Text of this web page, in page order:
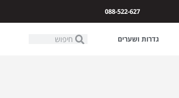
088-522-627
גדרות ושערים